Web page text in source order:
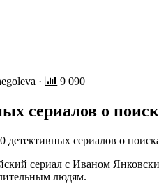
· 9 090
сериалов о
детективных сериалов о
сериал с Иваном
людям.